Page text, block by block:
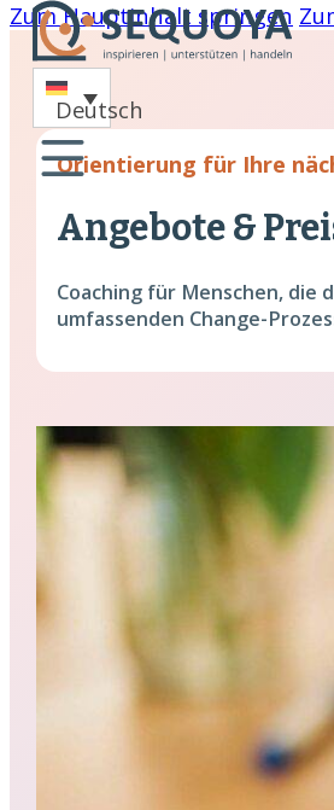
Zum Hauptinhalt springen
Deutsch
Orientierung für Ihre
Angebote &
Coaching für Menschen,
umfassenden Change-